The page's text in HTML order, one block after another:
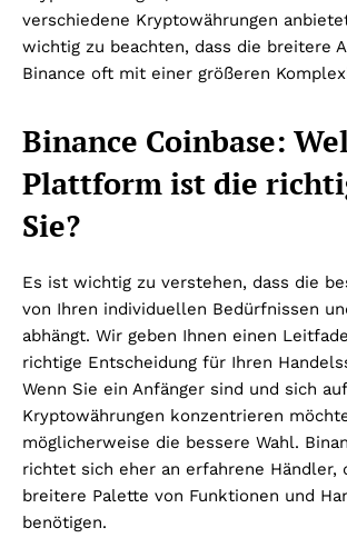
verschiedene Kryptowährungen
wichtig zu beachten, dass die breitere
Binance oft mit einer größeren
Binance Coinbase:
Plattform ist die
Sie?
Es ist wichtig zu verstehen, dass die
von Ihren individuellen Bedürfnissen
abhängt. Wir geben Ihnen einen
richtige Entscheidung für Ihren
Wenn Sie ein Anfänger sind und sich
Kryptowährungen konzentrieren
möglicherweise die bessere Wahl.
richtet sich eher an erfahrene Händler,
breitere Palette von Funktionen und
benötigen.